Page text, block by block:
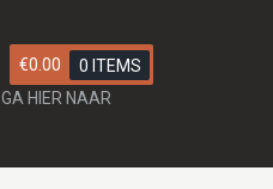
€0.00
0 ITEMS
GA HIER NAAR